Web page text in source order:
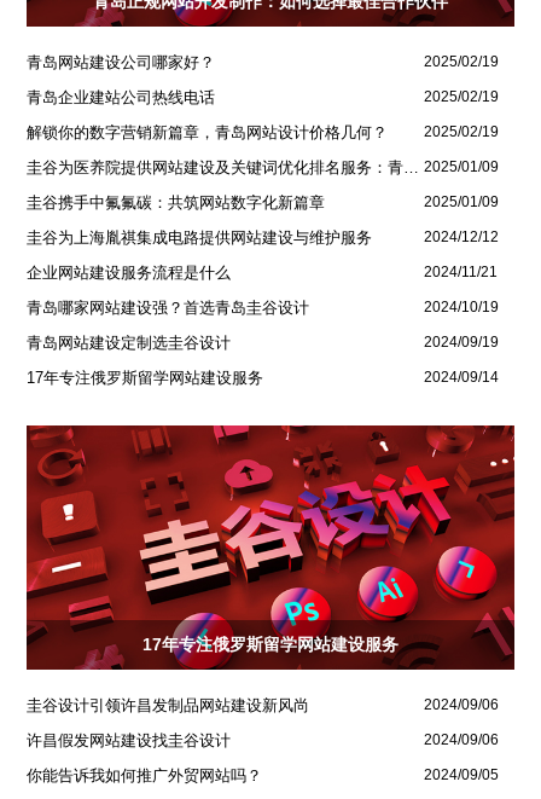
青岛网站建设公司哪家好？ 2025/02/19
青岛企业建站公司热线电话 2025/02/19
解锁你的数字营销新篇章，青岛网站设计价格几何？ 2025/02/19
圭谷为医养院提供网站建设及关键词优化排名服务：青岛圣德嘉朗颐养中心案例 2025/01/09
圭谷携手中氟氟碳：共筑网站数字化新篇章 2025/01/09
圭谷为上海胤祺集成电路提供网站建设与维护服务 2024/12/12
企业网站建设服务流程是什么 2024/11/21
青岛哪家网站建设强？首选青岛圭谷设计 2024/10/19
青岛网站建设定制选圭谷设计 2024/09/19
17年专注俄罗斯留学网站建设服务 2024/09/14
17年专注俄罗斯留学网站建设服务
圭谷设计引领许昌发制品网站建设新风尚 2024/09/06
许昌假发网站建设找圭谷设计 2024/09/06
你能告诉我如何推广外贸网站吗？ 2024/09/05